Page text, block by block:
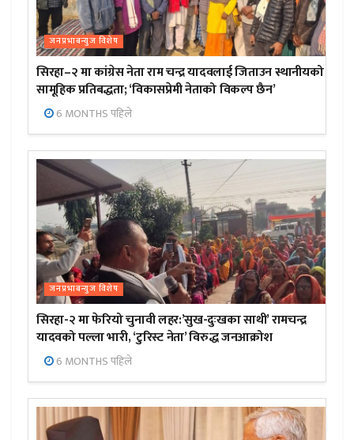
जनप्रभाबन्युज विशेष
सिरहा–२ मा कांग्रेस नेता राम चन्द्र यादवलाई जिताउन स्थानीयको
सामूहिक प्रतिबद्धता; ‘विकासप्रेमी नेताको विकल्प छैन’
6 MONTHS पहिले
जनप्रभाबन्युज विशेष
सिरहा-२ मा फेरियो चुनावी लहर:’सुख-दुःखका साथी’ रामचन्द्र
यादवको पल्ला भारी, ‘टुरिस्ट नेता’ विरुद्ध जनआक्रोश
6 MONTHS पहिले